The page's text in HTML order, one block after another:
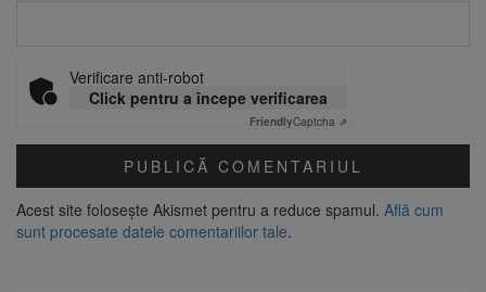
Verificare anti-robot
Click pentru a începe verificarea
FriendlyCaptcha ⇗
Acest site folosește Akismet pentru a reduce spamul. Află cum
sunt procesate datele comentariilor tale.